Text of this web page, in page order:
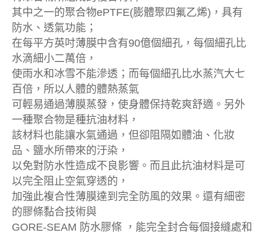
其中之一的聚合物ePTFE(膨體聚四氟乙烯)，具有
防水、透氣功能；
在每平方英吋薄膜中含有90億個細孔，每個細孔比
水滴細小二萬倍，
使雨水和冰雪不能滲透；而每個細孔比水蒸汽大七
百倍，所以人體的體熱蒸氣
可輕易通過薄膜蒸發，使身體保持乾爽舒適。另外
一種聚合物是種抗油材料，
該材料也能讓水氣通過，但卻阻隔如體油、化妝
品、鹽水所帶來的汙染，
以免對防水性造成不良影響。而且此抗油材料是可
以完全阻止空氣穿透的，
加強此複合性薄膜達到完全防風的效果。還有細密
的膠條黏合技術與
GORE-SEAM 防水膠條 ，能完全封合每個接縫處和